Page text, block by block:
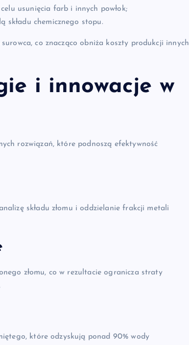
usunięcia farb i innych powłok;
składu chemicznego stopu.
co znacząco obniża koszty produkcji innych
i innowacje w
rozwiązań, które podnoszą efektywność
składu złomu i oddzielanie frakcji metali
złomu, co w rezultacie ogranicza straty
które odzyskują ponad 90% wody